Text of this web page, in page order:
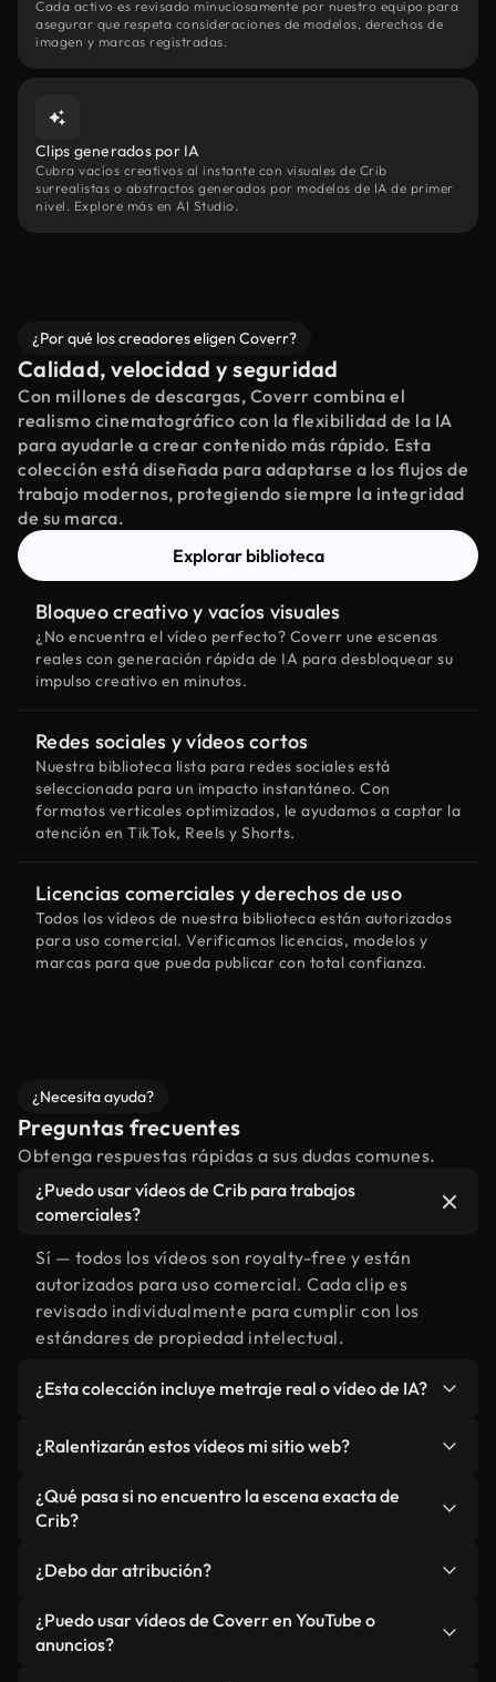
Cada activo es revisado minuciosamente por nuestro equipo para
asegurar que respeta consideraciones de modelos, derechos de
imagen y marcas registradas.
Clips generados por IA
Cubra vacíos creativos al instante con visuales de Crib
surrealistas o abstractos generados por modelos de IA de primer
nivel. Explore más en AI Studio.
¿Por qué los creadores eligen Coverr?
Calidad, velocidad y seguridad
Con millones de descargas, Coverr combina el
realismo cinematográfico con la flexibilidad de la IA
para ayudarle a crear contenido más rápido. Esta
colección está diseñada para adaptarse a los flujos de
trabajo modernos, protegiendo siempre la integridad
de su marca.
Explorar biblioteca
Bloqueo creativo y vacíos visuales
¿No encuentra el vídeo perfecto? Coverr une escenas
reales con generación rápida de IA para desbloquear su
impulso creativo en minutos.
Redes sociales y vídeos cortos
Nuestra biblioteca lista para redes sociales está
seleccionada para un impacto instantáneo. Con
formatos verticales optimizados, le ayudamos a captar la
atención en TikTok, Reels y Shorts.
Licencias comerciales y derechos de uso
Todos los vídeos de nuestra biblioteca están autorizados
para uso comercial. Verificamos licencias, modelos y
marcas para que pueda publicar con total confianza.
¿Necesita ayuda?
Preguntas frecuentes
Obtenga respuestas rápidas a sus dudas comunes.
¿Puedo usar vídeos de Crib para trabajos
comerciales?
Sí — todos los vídeos son royalty-free y están
autorizados para uso comercial. Cada clip es
revisado individualmente para cumplir con los
estándares de propiedad intelectual.
¿Esta colección incluye metraje real o vídeo de IA?
relacionado con Crib y vídeos generados por IA.
Todo está claramente etiquetado.
¿Ralentizarán estos vídeos mi sitio web?
No si selecciona nuestras versiones optimizadas
para web, diseñadas específicamente para uso de
métricas como LCP.
¿Qué pasa si no encuentro la escena exacta de
Crib?
Studio. Describe la escena, como "Crib al
atardecer", y la IA la generará en segundos
conforme a nuestros estándares.
¿Debo dar atribución?
No es necesario. Todos los vídeos en nuestra
biblioteca son royalty-free, aunque siempre se
¿Puedo usar vídeos de Coverr en YouTube o
anuncios?